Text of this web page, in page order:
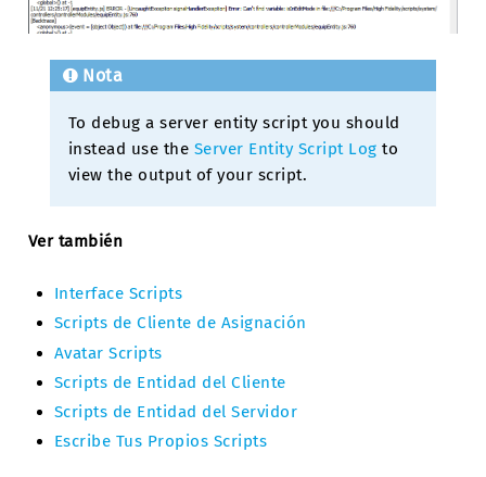
Nota
To debug a server entity script you should
instead use the Server Entity Script Log to
view the output of your script.
Ver también
Interface Scripts
Scripts de Cliente de Asignación
Avatar Scripts
Scripts de Entidad del Cliente
Scripts de Entidad del Servidor
Escribe Tus Propios Scripts